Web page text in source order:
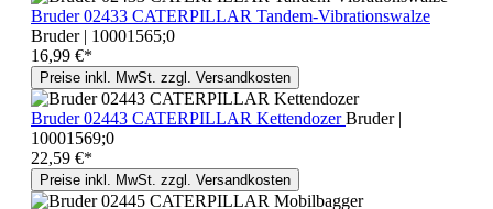
Bruder 02433 CATERPILLAR Tandem-Vibrationswalze
Bruder | 10001565;0
16,99 €*
Preise inkl. MwSt. zzgl. Versandkosten
Bruder 02443 CATERPILLAR KettendozerBruder |
10001569;0
22,59 €*
Preise inkl. MwSt. zzgl. Versandkosten